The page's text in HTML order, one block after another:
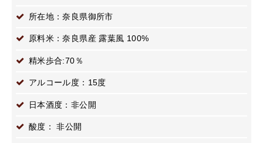
所在地：奈良県御所市
原料米：奈良県産 露葉風 100%
精米歩合:70％
アルコール度：15度
日本酒度：非公開
酸度： 非公開